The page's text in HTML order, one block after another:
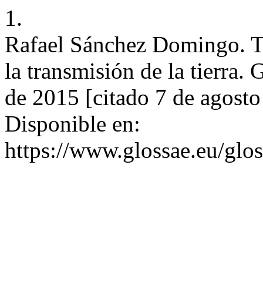
1.
Rafael Sánchez
la transmisión de la tierra.
de 2015 [citado 7 de
Disponible en:
https://www.glossae.eu/